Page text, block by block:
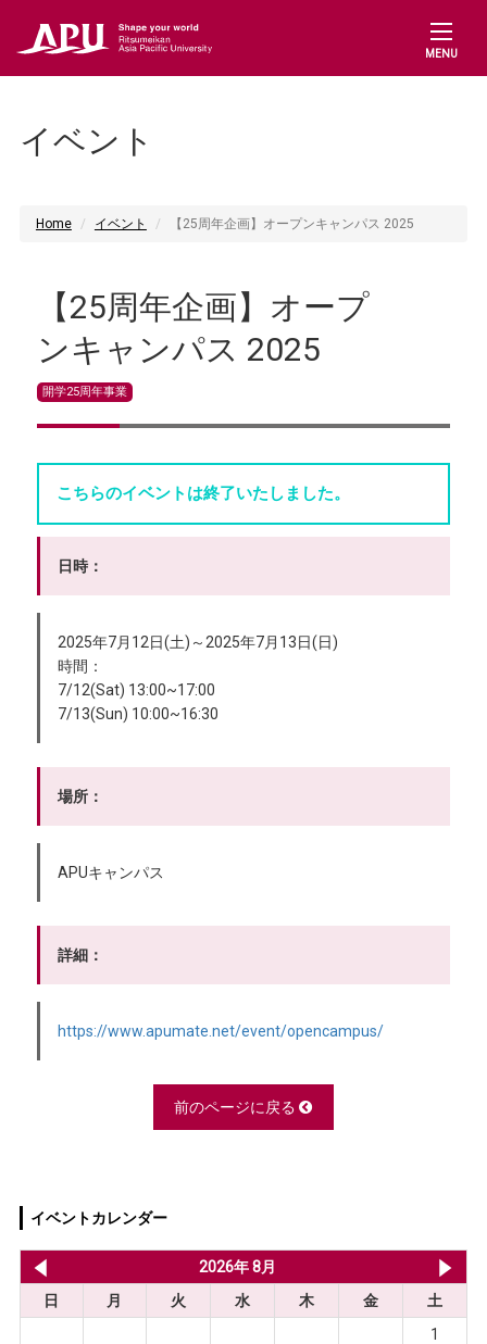
MENU
イベント
Home イベント 【25周年企画】オープンキャンパス 2025
【25周年企画】オープ
ンキャンパス 2025
開学25周年事業
こちらのイベントは終了いたしました。
日時：
2025年7月12日(土)～2025年7月13日(日)
時間：
7/12(Sat) 13:00~17:00
7/13(Sun) 10:00~16:30
場所：
APUキャンパス
詳細：
https://www.apumate.net/event/opencampus/
前のページに戻る
イベントカレンダー
2026年 8月
日
月 火 水 木 金
土
1